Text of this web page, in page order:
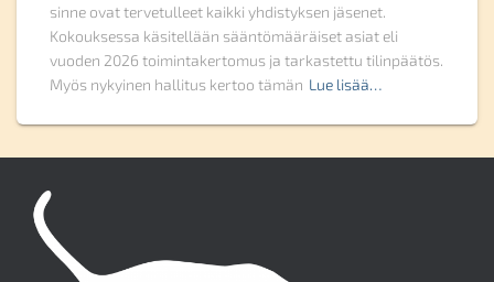
sinne ovat tervetulleet kaikki yhdistyksen jäsenet.
Kokouksessa käsitellään sääntömääräiset asiat eli
vuoden 2026 toimintakertomus ja tarkastettu tilinpäätös.
Myös nykyinen hallitus kertoo tämän Lue lisää…